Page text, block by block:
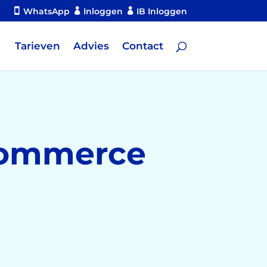
WhatsApp Inloggen IB Inloggen
Tarieven Advies Contact